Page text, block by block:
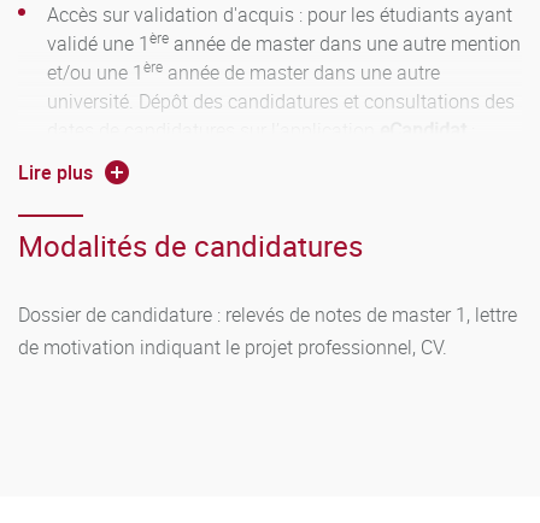
Accès sur validation d'acquis : pour les étudiants ayant
validé une 1ère année de master dans une autre mention
et/ou une 1ère année de master dans une autre
université. Dépôt des candidatures et consultations des
https://ecandidat.u-bourgogne.fr
Lire plus
Modalités de candidatures
Dossier de candidature : relevés de notes de master 1, lettre
de motivation indiquant le projet professionnel, CV.